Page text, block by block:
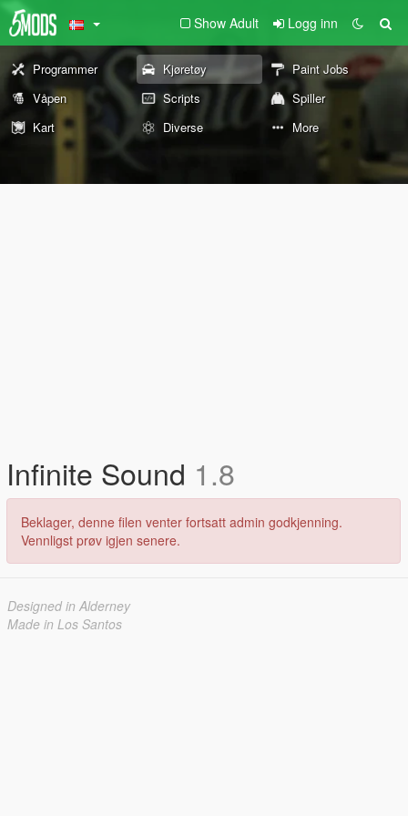
Show Adult Logg inn
Programmer Kjøretøy
Paint Jobs
Våpen
Scripts
Spiller
Kart
Diverse More
Infinite Sound 1.8
Beklager, denne filen venter fortsatt admin godkjenning.
Vennligst prøv igjen senere.
Designed in Alderney
Made in Los Santos